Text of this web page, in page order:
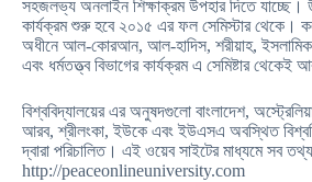
সহজলভ্য অনলাইন শিক্ষাক্রম উপহার দিতে যাচ্ছে।
কার্যক্রম শুরু হবে ২০১৫ এর ফল সেমিস্টার থেকে।
অধীনে আল-কোরআন, আল-হাদিস, শরীয়াহ, ইসলামিক
এবং ধর্মতত্ত্ব বিভাগের কার্যক্রম এ সেমিষ্টার থেকেই
বিশ্ববিদ্যালয়ের এর অনুষদগুলো বাংলাদেশ,
আরব, শ্রীলংকা, ইউকে এবং ইউএসএ অবস্থিত
দ্বারা পরিচালিত। এই ওয়েব সাইটের মাধ্যমে সব
http://peaceonlineuniversity.com